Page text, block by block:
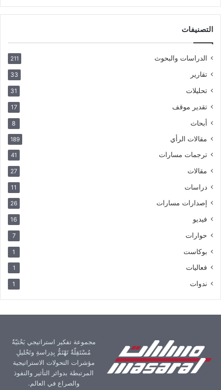
التصنيفات
الدراسات والبحوث 211
تقارير 33
تحليلات 31
تقدير موقف 17
أبحاث 8
مقالات الرأي 189
ترجمات مسارات 41
مقالات 27
دراسات 11
إصدارات مسارات 26
فيديو 16
حوارات 7
بوكاست 1
فعاليات 1
ندوات 1
مجموعة تفكير استراتيجي بَحْثيّةٌ
مُسْتَقِلّةٌ تَهْتَمُّ بِدِراسةِ وتَحْليلِ
مؤشرات التحولات الاستراتيجية
المرتبطة بدوائر التأثير والنفوذ
والصراع في العالم.